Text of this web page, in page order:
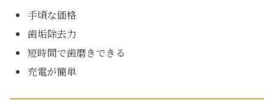
手頃な価格
歯垢除去力
短時間で歯磨きできる
充電が簡単